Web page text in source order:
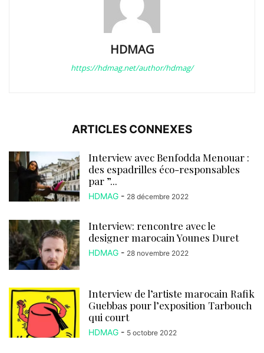
HDMAG
https://hdmag.net/author/hdmag/
ARTICLES CONNEXES
Interview avec Benfodda Menouar :
des espadrilles éco-responsables
par ”...
HDMAG - 28 décembre 2022
Interview: rencontre avec le
designer marocain Younes Duret
HDMAG - 28 novembre 2022
Interview de l’artiste marocain Rafik
Guebbas pour l’exposition Tarbouch
qui court
HDMAG - 5 octobre 2022